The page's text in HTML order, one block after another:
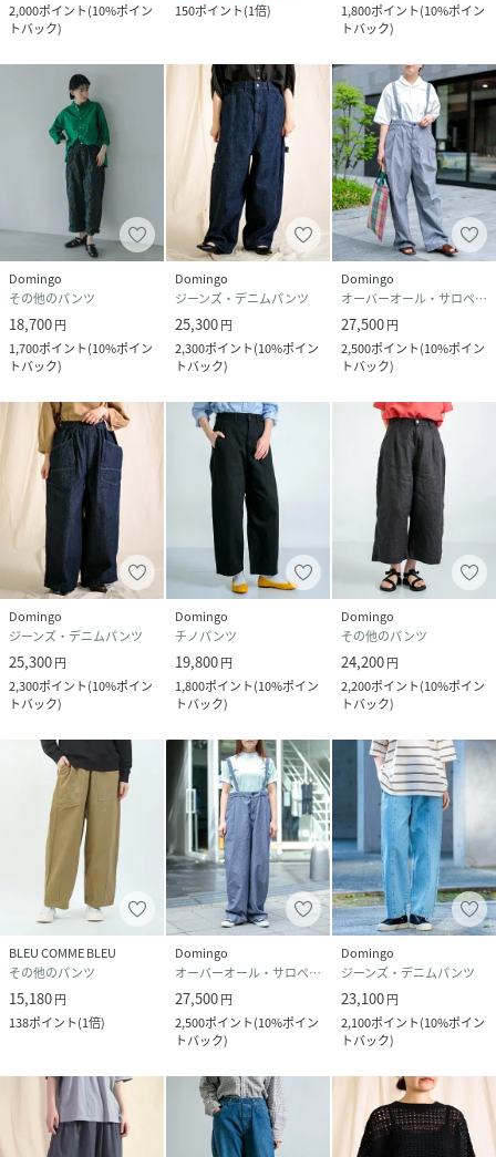
2,000ポイント(10%ポイン
トバック)
150ポイント(1倍)
1,800ポイント(10%ポイン
トバック)
Domingo
その他のパンツ
18,700円
1,700ポイント(10%ポイン
トバック)
Domingo
ジーンズ・デニムパンツ
25,300円
2,300ポイント(10%ポイン
トバック)
Domingo
オーバーオール・サロペット
27,500円
2,500ポイント(10%ポイン
トバック)
Domingo
ジーンズ・デニムパンツ
25,300円
2,300ポイント(10%ポイン
トバック)
Domingo
チノパンツ
19,800円
1,800ポイント(10%ポイン
トバック)
Domingo
その他のパンツ
24,200円
2,200ポイント(10%ポイン
トバック)
BLEU COMME BLEU
その他のパンツ
15,180円
138ポイント(1倍)
Domingo
オーバーオール・サロペット
27,500円
2,500ポイント(10%ポイン
トバック)
Domingo
ジーンズ・デニムパンツ
23,100円
2,100ポイント(10%ポイン
トバック)